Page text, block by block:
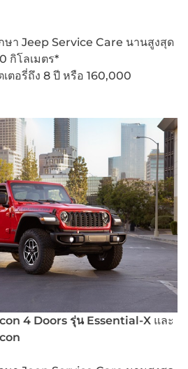
ษา Jeep Service Care นานสูงสุด
กิโลเมตร*
ตอรี่ถึง 8 ปี หรือ 160,000
4 Doors รุ่น Essential-X และ